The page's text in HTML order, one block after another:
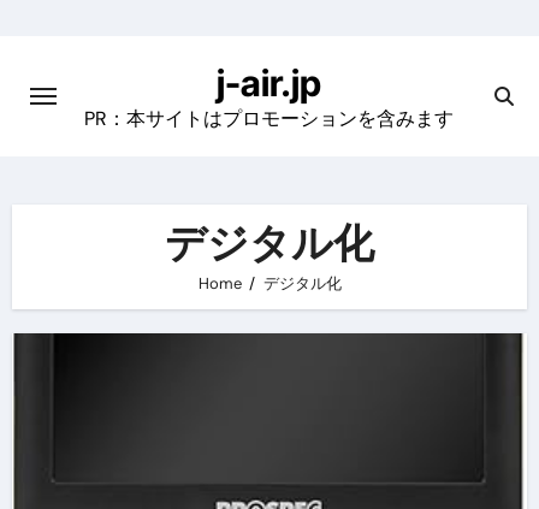
content
j-air.jp
PR：本サイトはプロモーションを含みます
デジタル化
Home デジタル化